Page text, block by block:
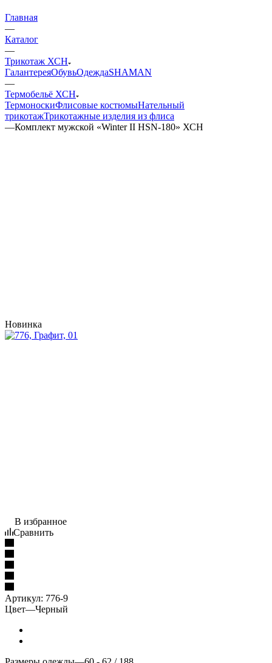
Главная
—
Каталог
—
Трикотаж ХСН
ГалантереяОбувьОдеждаSHAMAN
—
Термобельё ХСН
ТермоноскиФлисовые костюмыНательный
трикотажТрикотажные изделия из флиса
—Комплект мужской «Winter II HSN-180» ХСН
Новинка
В избранное
Сравнить
Артикул: 776-9
Цвет—Черный